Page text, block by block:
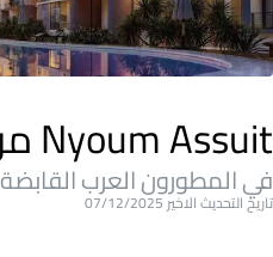
Nyoum Assuit من شقة
في المطورون العرب القابضة
تاريخ التحديث الاخير 07/12/2025